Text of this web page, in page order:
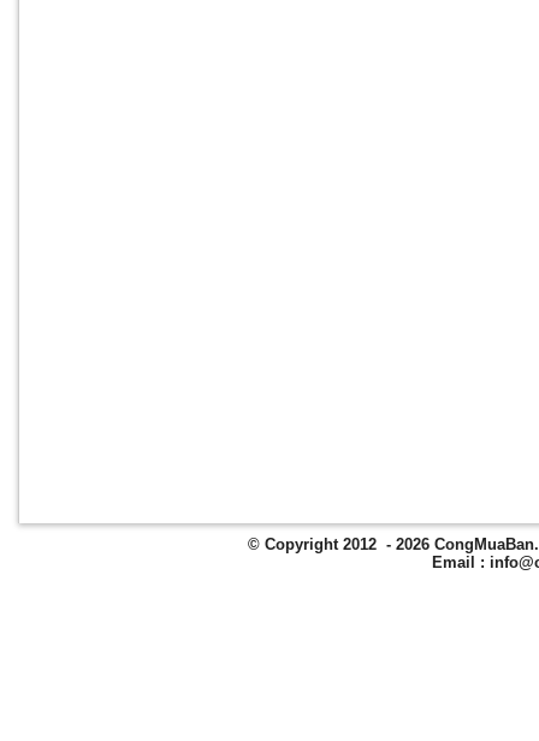
© Copyright 2012 - 2026
Email :